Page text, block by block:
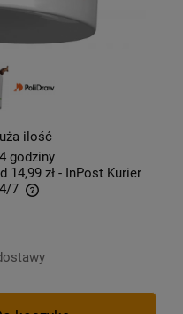
ilość
godziny
14,99 zł - InPost Kurier
7
płatności